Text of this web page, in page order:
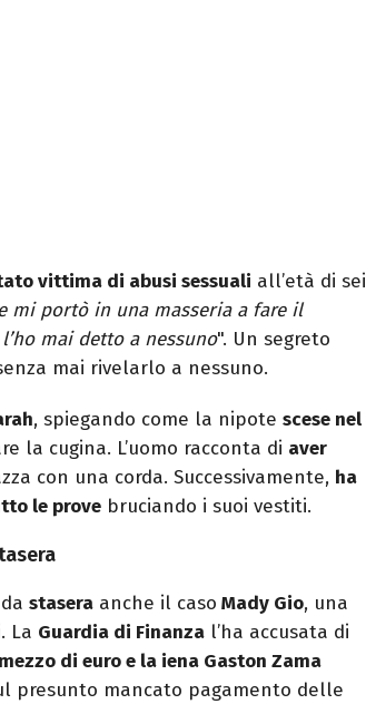
vittima di abusi sessuali all’età di sei
mi portò in una masseria a fare il
mai detto a nessuno". Un segreto
mai rivelarlo a nessuno.
, spiegando come la nipote scese nel
la cugina. L’uomo racconta di aver
con una corda. Successivamente, ha
le prove bruciando i suoi vestiti.
stasera anche il caso Mady Gio, una
La Guardia di Finanza l’ha accusata di
di euro e la iena Gaston Zama
presunto mancato pagamento delle